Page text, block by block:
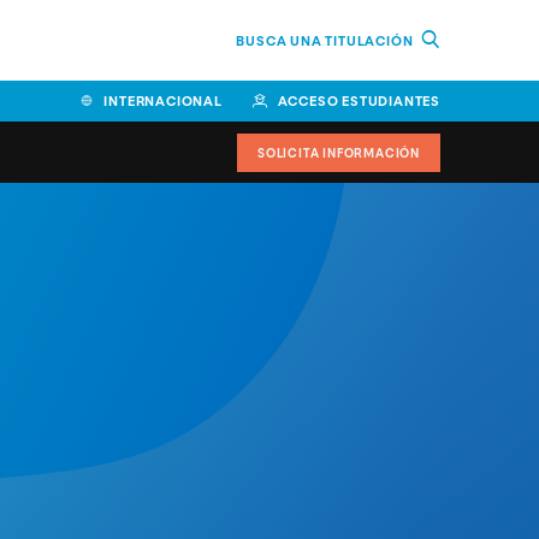
BUSCA UNA TITULACIÓN
INTERNACIONAL ACCESO ESTUDIANTES
SOLICITA INFORMACIÓN